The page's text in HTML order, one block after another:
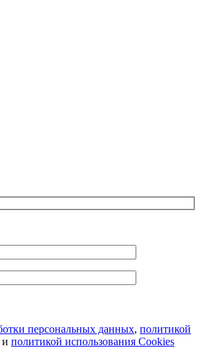
персональных данных, политикой
и политикой использования Cookies